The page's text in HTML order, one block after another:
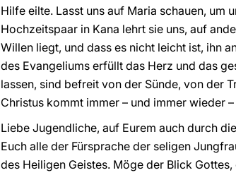
Hilfe eilte. Lasst uns auf Maria schauen, um
Hochzeitspaar in Kana lehrt sie uns, auf
Willen liegt, und dass es nicht leicht ist, ihn
des Evangeliums erfüllt das Herz und das
lassen, sind befreit von der Sünde, von der
Christus kommt immer – und immer wieder
Liebe Jugendliche, auf Eurem auch durch
Euch alle der Fürsprache der seligen
des Heiligen Geistes. Möge der Blick